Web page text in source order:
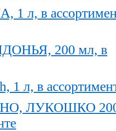
1 л, в
200 мл, в
1 л, в
ЛУКОШКО